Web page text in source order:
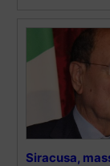
Siracusa,